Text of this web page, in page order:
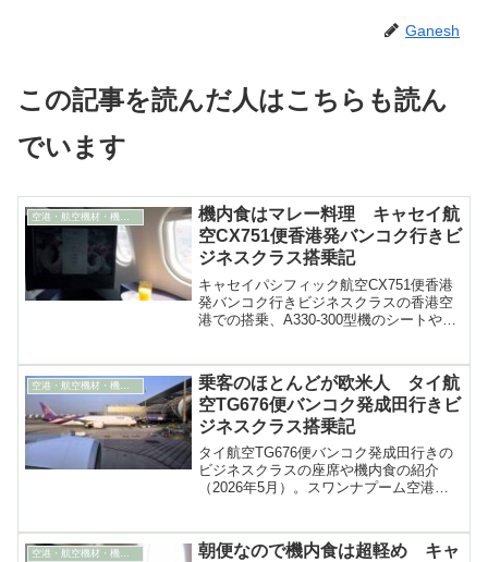
Ganesh
この記事を読んだ人はこちらも読ん
でいます
空港・航空機材・機内食
機内食はマレー料理 キャセイ航
空CX751便香港発バンコク行きビ
ジネスクラス搭乗記
キャセイパシフィック航空CX751便香港
発バンコク行きビジネスクラスの香港空
港での搭乗、A330-300型機のシートや出
乗客のほとんどが欧米人 タイ航
空TG676便バンコク発成田行きビ
ジネスクラス搭乗記
タイ航空TG676便バンコク発成田行きの
ビジネスクラスの座席や機内食の紹介
（2026年5月）。スワンナプーム空港の
空港・航空機材・機内食
朝便なので機内食は超軽め キャ